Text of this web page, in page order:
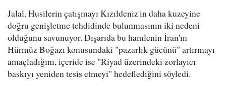
Jalal, Husilerin çatışmayı Kızıldeniz'in daha kuzeyine
doğru genişletme tehdidinde bulunmasının iki nedeni
olduğunu savunuyor. Dışarıda bu hamlenin İran'ın
Hürmüz Boğazı konusundaki "pazarlık gücünü" artırmayı
amaçladığını, içeride ise "Riyad üzerindeki zorlayıcı
baskıyı yeniden tesis etmeyi" hedeflediğini söyledi.